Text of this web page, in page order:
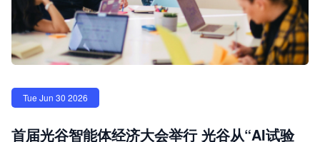
Tue Jun 30 2026
首届光谷智能体经济大会举行 光谷从“AI试验